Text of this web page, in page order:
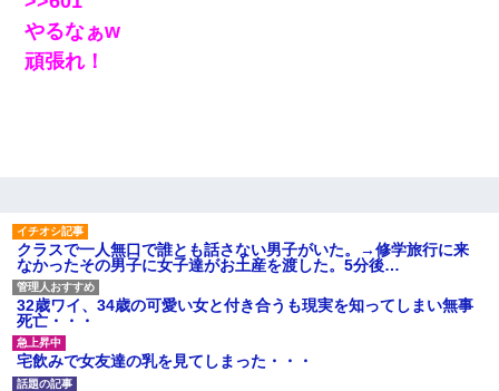
やるなぁw
頑張れ！
クラスで一人無口で誰とも話さない男子がいた。→修学旅行に来
なかったその男子に女子達がお土産を渡した。5分後…
32歳ワイ、34歳の可愛い女と付き合うも現実を知ってしまい無事
死亡・・・
宅飲みで女友達の乳を見てしまった・・・